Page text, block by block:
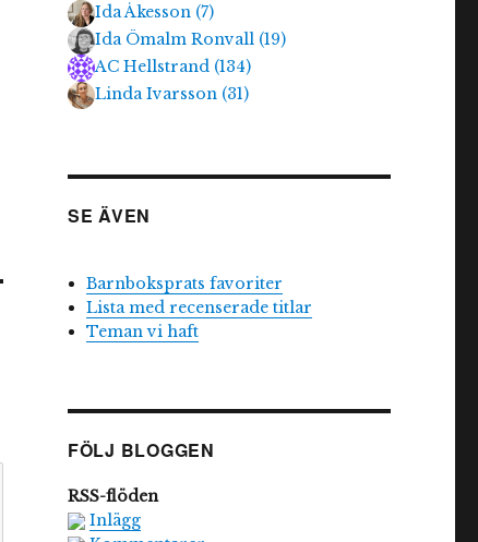
Ida Åkesson (7)
Ida Ömalm Ronvall (19)
AC Hellstrand (134)
Linda Ivarsson (31)
SE ÄVEN
Barnboksprats favoriter
Lista med recenserade titlar
Teman vi haft
FÖLJ BLOGGEN
RSS-flöden
Inlägg